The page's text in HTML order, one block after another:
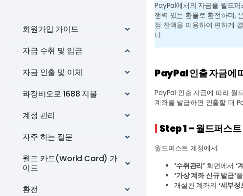
회원가입 가이드
자금 수취 및 입금
자금 인출 및 이체
콰징바오로 1688 지불
계정 관리
자주 하는 질문
월드 카드(World Card) 가
이드
환전
PayPal에서의 자금을 월드
쟁력 있는 환율로 환전하며,
정 잔액을 이용하여 편하게
다.
PayPal 인출 자금에
PayPal 인출 자금에 따라 월
계좌를 발급하면 인출할 때
|Step 1 – 월드퍼스트
월드퍼스트 계정에서:
‘수취관리’ 화면에서‘
‘가상 계좌 신규 발급’
개설된 계좌의 ‘세부정